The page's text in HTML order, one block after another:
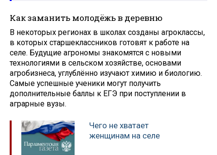
Как заманить молодёжь в деревню
В некоторых регионах в школах созданы агроклассы,
в которых старшеклассников готовят к работе на
селе. Будущие агрономы знакомятся с новыми
технологиями в сельском хозяйстве, основами
агробизнеса, углублённо изучают химию и биологию.
Самые успешные ученики могут получить
дополнительные баллы к ЕГЭ при поступлении в
аграрные вузы.
Чего не хватает
женщинам на селе